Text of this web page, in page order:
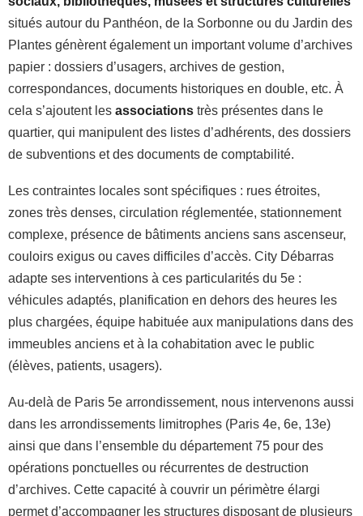
situés autour du Panthéon, de la Sorbonne ou du Jardin des
Plantes génèrent également un important volume d’archives
papier : dossiers d’usagers, archives de gestion,
correspondances, documents historiques en double, etc. À
cela s’ajoutent les associations très présentes dans le
quartier, qui manipulent des listes d’adhérents, des dossiers
de subventions et des documents de comptabilité.
Les contraintes locales sont spécifiques : rues étroites,
zones très denses, circulation réglementée, stationnement
complexe, présence de bâtiments anciens sans ascenseur,
couloirs exigus ou caves difficiles d’accès. City Débarras
adapte ses interventions à ces particularités du 5e :
véhicules adaptés, planification en dehors des heures les
plus chargées, équipe habituée aux manipulations dans des
immeubles anciens et à la cohabitation avec le public
(élèves, patients, usagers).
Au-delà de Paris 5e arrondissement, nous intervenons aussi
dans les arrondissements limitrophes (Paris 4e, 6e, 13e)
ainsi que dans l’ensemble du département 75 pour des
opérations ponctuelles ou récurrentes de destruction
d’archives. Cette capacité à couvrir un périmètre élargi
permet d’accompagner les structures disposant de plusieurs